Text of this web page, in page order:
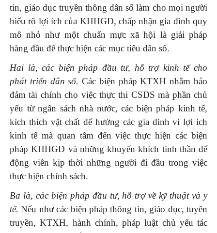
tin, giáo dục truyền thông dân số làm cho mọi người
hiểu rõ lợi ích của KHHGĐ, chấp nhận gia đình quy
mô nhỏ như một chuẩn mực xã hội là giải pháp
hàng đầu để thực hiện các mục tiêu dân số.
Hai là, các biện pháp đầu tư, hỗ trợ kinh tế cho
phát triển dân số.Các biện pháp KTXH nhằm bảo
đảm tài chính cho việc thực thi CSDS mà phần chủ
yếu từ ngân sách nhà nước, các biện pháp kinh tế,
kích thích vật chất để hướng các gia đình vì lợi ích
kinh tế mà quan tâm đến việc thực hiện các biện
pháp KHHGĐ và những khuyến khích tinh thần để
động viên kịp thời những người đi đầu trong việc
thực hiện chính sách.
Ba là, các biện pháp đầu tư, hỗ trợ về kỹ thuật và y
tế.Nếu như các biện pháp thông tin, giáo dục, tuyên
truyền, KTXH, hành chính, pháp luật chủ yếu tác